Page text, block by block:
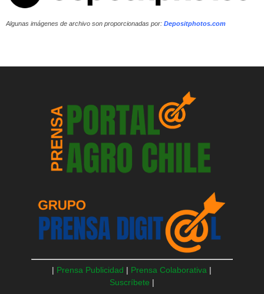
Algunas imágenes de archivo son proporcionadas por: Depositphotos.com
| Prensa Publicidad | Prensa Colaborativa |
Suscríbete |